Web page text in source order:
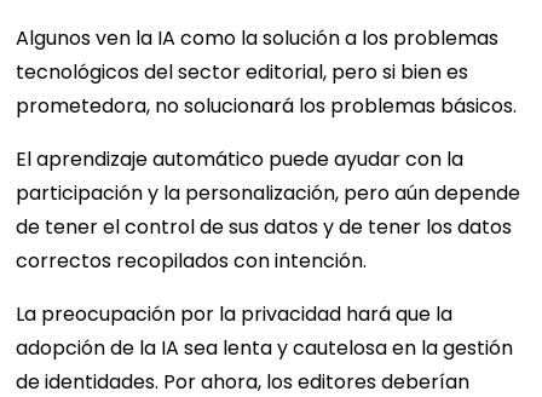
Algunos ven la IA como la solución a los problemas
tecnológicos del sector editorial, pero si bien es
prometedora, no solucionará los problemas básicos.
El aprendizaje automático puede ayudar con la
participación y la personalización, pero aún depende
de tener el control de sus datos y de tener los datos
correctos recopilados con intención.
La preocupación por la privacidad hará que la
adopción de la IA sea lenta y cautelosa en la gestión
de identidades. Por ahora, los editores deberían